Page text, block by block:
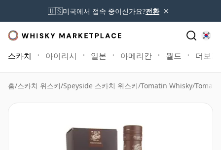
🇺🇸미국에서 접속 중이신가요?전환 ×
스카치 아이리시 일본 아메리칸 월드 더보기
홈/스카치 위스키/Speyside 스카치 위스키/Tomatin Whisky/